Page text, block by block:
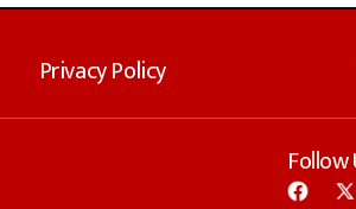
Privacy Policy
Follow